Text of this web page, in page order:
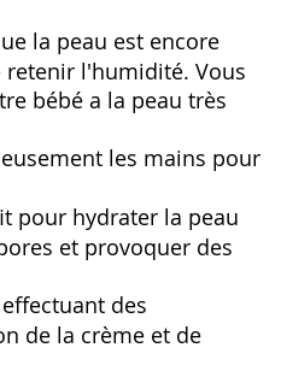
la peau est encore
retenir l'humidité. Vous
bébé a la peau très
les mains pour
pour hydrater la peau
et provoquer des
des
de la crème et de